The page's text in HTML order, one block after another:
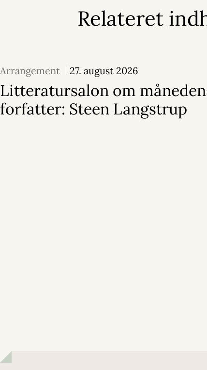
Relateret
Arrangement 27. august 2026
Litteratursalon om
forfatter: Steen Langstrup